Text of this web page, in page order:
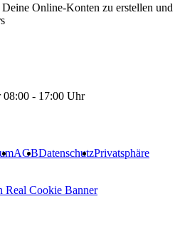
Online-Konten zu erstellen und
08:00 - 17:00 Uhr
AGBDatenschutzPrivatsphäre
Real Cookie Banner